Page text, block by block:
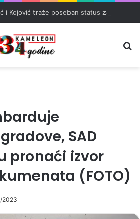
SAD
pronaći izvor
(FOTO)
2023